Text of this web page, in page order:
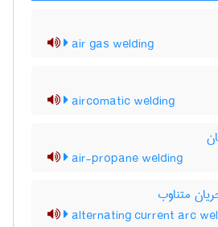
air gas welding
aircomatic welding
air-propane welding
متناوب
alternating current arc